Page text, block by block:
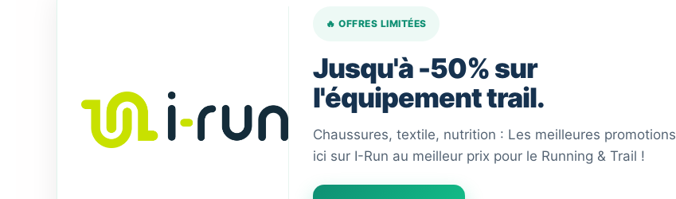
🔥 OFFRES LIMITÉES
Jusqu'à -50% sur
l'équipement trail.
Chaussures, textile, nutrition : Les meilleures promotions
ici sur I-Run au meilleur prix pour le Running & Trail !